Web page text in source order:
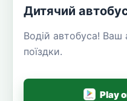
Дитячий
Водій автобуса! Ваш
поїздки.
Play